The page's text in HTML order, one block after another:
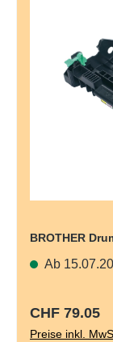
BROTHER
Ab
Regulärer
CHF 79.05
Preise inkl.